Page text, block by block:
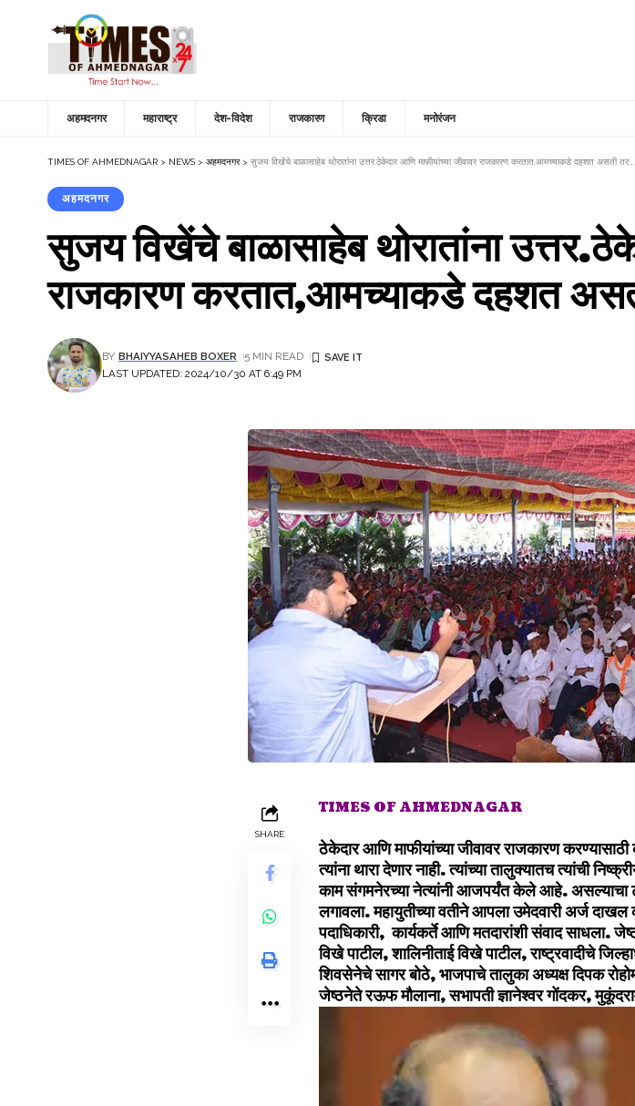
अहमदनगर महाराष्ट्र देश-विदेश राजकारण क्रिडा मनोरंजन
TIMES OF AHMEDNAGAR > NEWS > अहमदनगर> सुजय विखेंचे बाळासाहेब थोरातांना उत्तर.ठेकेदार आणि माफीयांच्‍या जीवावर राजकारण करतात,आमच्‍याकडे दहशत असती तर…..
अहमदनगर
सुजय विखेंचे बाळासाहेब थोरातांना
राजकारण करतात,आमच्‍याकडे दहशत
LAST UPDATED: 2024/10/30 AT 6:49 PM
BY BHAIYYASAHEB BOXER 5 MIN READ
SHARE
TIMES OF AHMEDNAGAR
ठेकेदार आणि माफीयांच्‍या जीवावर राजकारण
त्‍यांना थारा देणार नाही. त्‍यांच्‍या तालुक्‍यातच त्‍यांची
काम संगमनेरच्‍या नेत्‍यांनी आजपर्यंत केले आहे. असल्‍याचा
लगावला. महायुतीच्‍या वतीने आपला उमेदवारी अर्ज
पदाधिकारी, कार्यकर्ते आणि मतदारांशी संवाद
विखे पाटील, शालिनीताई विखे पाटील, राष्‍ट्रवादीचे
शिवसेनेचे सागर बोठे, भाजपाचे तालुका अध्‍यक्ष दिपक
जेष्ठनेते रऊफ मौलाना, सभापती ज्ञानेश्‍वर गोंदकर,